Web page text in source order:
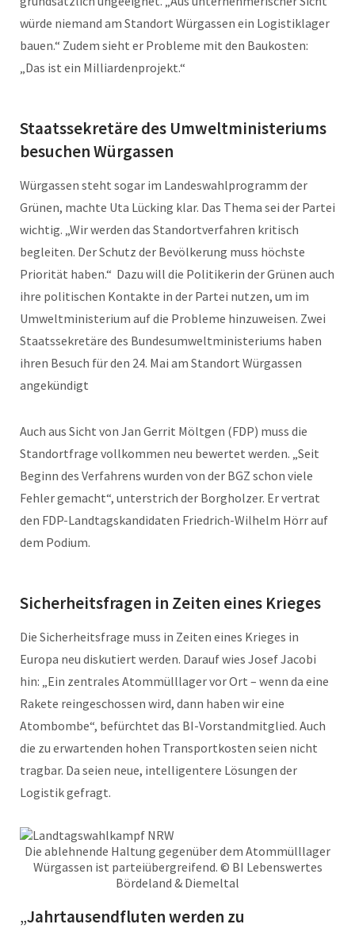
würde niemand am Standort Würgassen ein Logistiklager
bauen.“ Zudem sieht er Probleme mit den Baukosten:
„Das ist ein Milliardenprojekt.“
Staatssekretäre des Umweltministeriums
besuchen Würgassen
Würgassen steht sogar im Landeswahlprogramm der
Grünen, machte Uta Lücking klar. Das Thema sei der Partei
wichtig. „Wir werden das Standortverfahren kritisch
begleiten. Der Schutz der Bevölkerung muss höchste
Priorität haben.“ Dazu will die Politikerin der Grünen auch
ihre politischen Kontakte in der Partei nutzen, um im
Umweltministerium auf die Probleme hinzuweisen. Zwei
Staatssekretäre des Bundesumweltministeriums haben
ihren Besuch für den 24. Mai am Standort Würgassen
angekündigt
Auch aus Sicht von Jan Gerrit Möltgen (FDP) muss die
Standortfrage vollkommen neu bewertet werden. „Seit
Beginn des Verfahrens wurden von der BGZ schon viele
Fehler gemacht“, unterstrich der Borgholzer. Er vertrat
den FDP-Landtagskandidaten Friedrich-Wilhelm Hörr auf
dem Podium.
Sicherheitsfragen in Zeiten eines Krieges
Die Sicherheitsfrage muss in Zeiten eines Krieges in
Europa neu diskutiert werden. Darauf wies Josef Jacobi
hin: „Ein zentrales Atommülllager vor Ort – wenn da eine
Rakete reingeschossen wird, dann haben wir eine
Atombombe“, befürchtet das BI-Vorstandmitglied. Auch
die zu erwartenden hohen Transportkosten seien nicht
tragbar. Da seien neue, intelligentere Lösungen der
Logistik gefragt.
Die ablehnende Haltung gegenüber dem Atommülllager
Würgassen ist parteiübergreifend. © BI Lebenswertes
Bördeland & Diemeltal
„Jahrtausendfluten werden zu